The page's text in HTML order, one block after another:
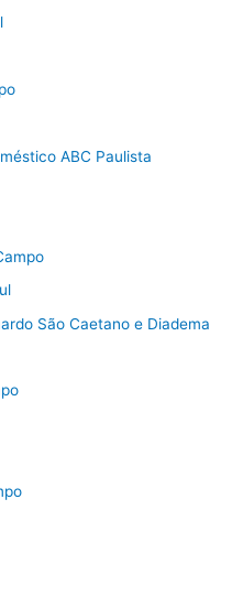
ABC Paulista
São Caetano e Diadema